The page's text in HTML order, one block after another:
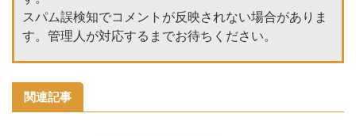
スパム誤検知でコメントが反映されない場合がありま
す。管理人が対応するまでお待ちください。
関連記事